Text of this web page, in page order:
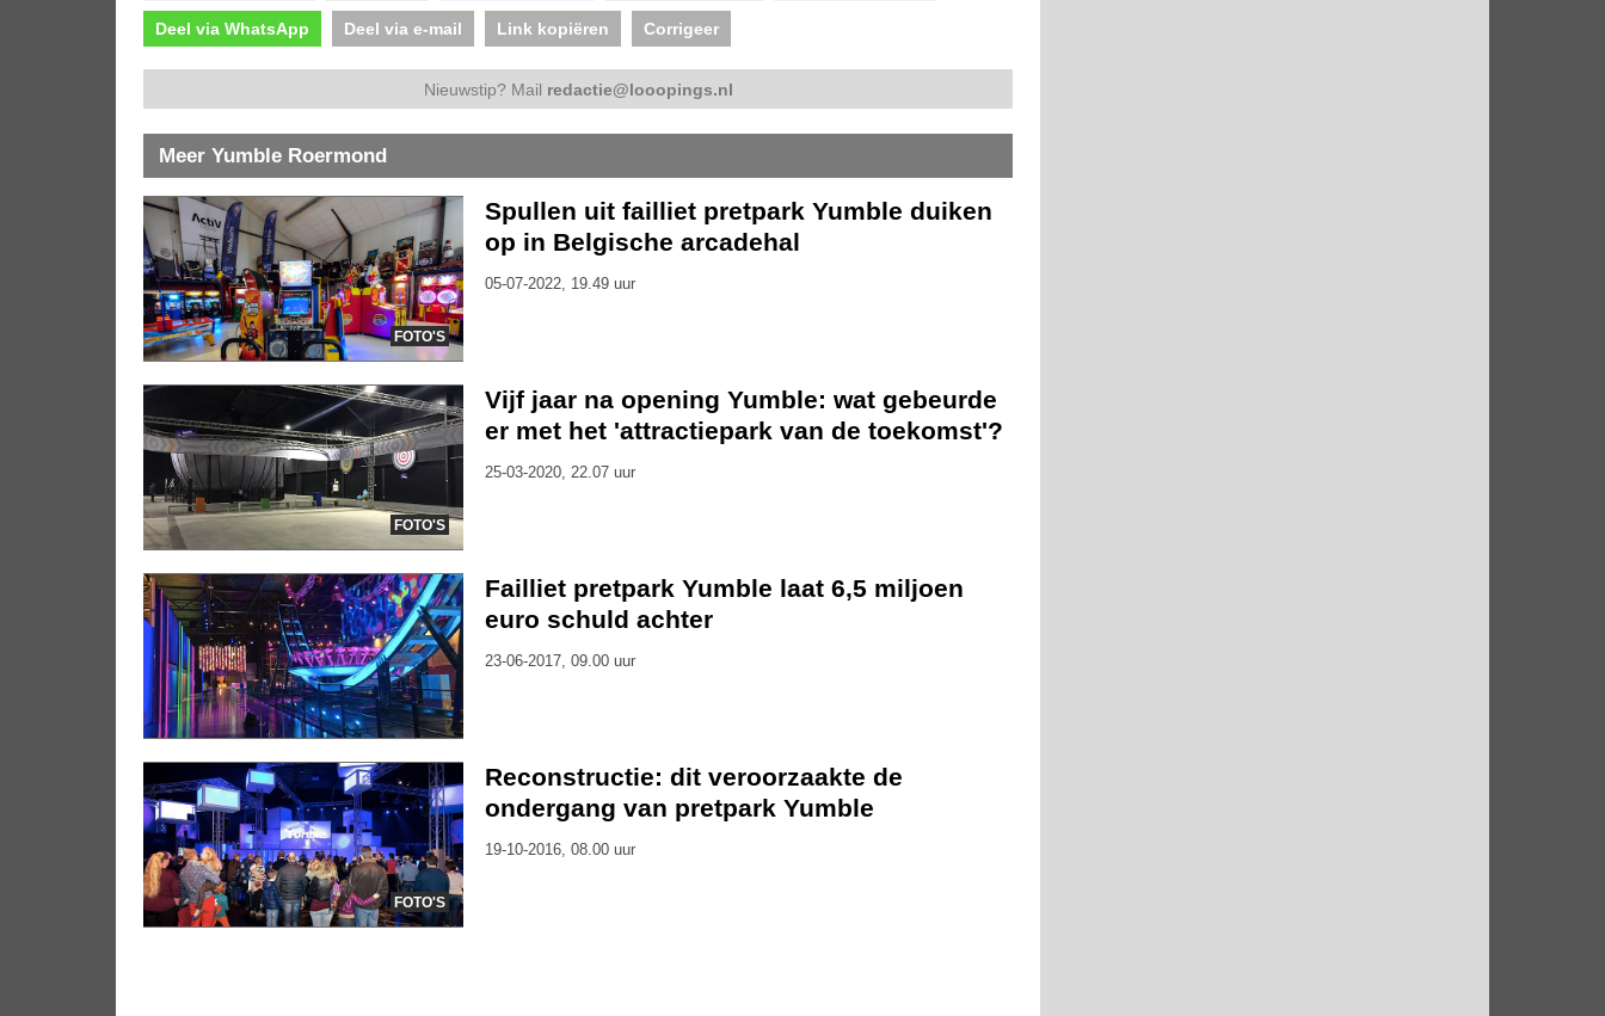
Deel via WhatsApp Deel via e-mail Link kopiëren Corrigeer
Nieuwstip? Mail redactie@looopings.nl
Meer Yumble Roermond
FOTO'S
Spullen uit failliet pretpark Yumble duiken
op in Belgische arcadehal
05-07-2022, 19.49 uur
FOTO'S
Vijf jaar na opening Yumble: wat gebeurde
er met het 'attractiepark van de toekomst'?
25-03-2020, 22.07 uur
Failliet pretpark Yumble laat 6,5 miljoen
euro schuld achter
23-06-2017, 09.00 uur
FOTO'S
Reconstructie: dit veroorzaakte de
ondergang van pretpark Yumble
19-10-2016, 08.00 uur